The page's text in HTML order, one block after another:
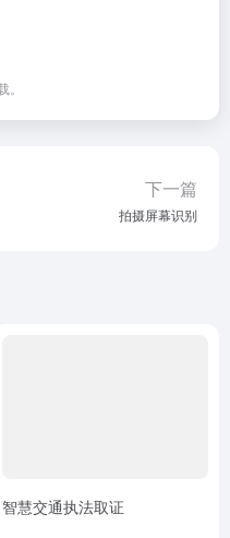
下一篇
拍摄屏幕识别
智慧交通执法取证